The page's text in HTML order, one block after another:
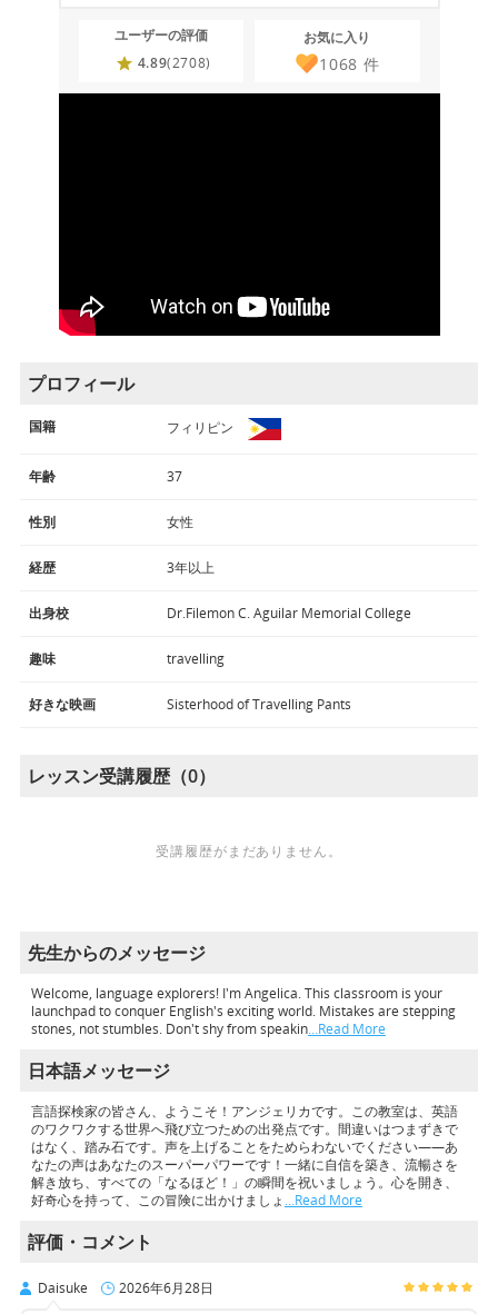
ユーザーの評価
4.89(2708)
お気に入り
1068 件
プロフィール
国籍 フィリピン
年齢 37
性別 女性
経歴 3年以上
出身校 Dr.Filemon C. Aguilar Memorial College
趣味 travelling
好きな映画 Sisterhood of Travelling Pants
レッスン受講履歴（0）
受講履歴がまだありません。
先生からのメッセージ
Welcome, language explorers! I'm Angelica. This classroom is your
launchpad to conquer English's exciting world. Mistakes are stepping
stones, not stumbles. Don't shy from speakin…Read More
日本語メッセージ
言語探検家の皆さん、ようこそ！アンジェリカです。この教室は、英語
のワクワクする世界へ飛び立つための出発点です。間違いはつまずきで
はなく、踏み石です。声を上げることをためらわないでください——あ
なたの声はあなたのスーパーパワーです！一緒に自信を築き、流暢さを
解き放ち、すべての「なるほど！」の瞬間を祝いましょう。心を開き、
好奇心を持って、この冒険に出かけましょ …Read More
評価・コメント
Daisuke 2026年6月28日